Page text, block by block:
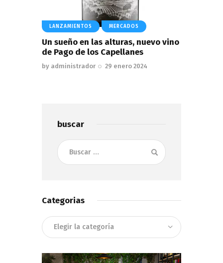
LANZAMIENTOS MERCADOS
Un sueño en las alturas, nuevo vino
de Pago de los Capellanes
by administrador 29 enero 2024
buscar
Buscar:
Categorias
Categorias